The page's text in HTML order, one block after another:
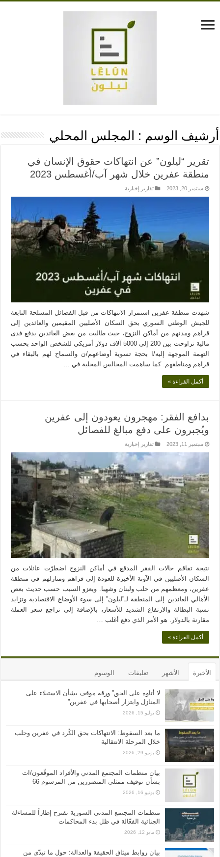
أرشيف الوسم : المجلس المحلي
تقرير “ليلون” عن انتهاكات حقوق الإنسان في
منطقة عفرين خلال شهر آب/أغسطس 2023
سبتمبر 20, 2023 تقارير إخبارية
شهدت منطقة عفرين استمرار الانتهاكات من قبل الفصائل المسلحة التابعة
للجيش الوطني السوري بحق السكان الأصليين المقيمين والعائدين إلى
قراهم ومدنهم من أماكن النزوح، حيث طالبت من بعض العائدين بدفع فدى
مالية تراوحت بين 200 إلى 5000 آلاف دولار أمريكي للشخص الواحد بحسب
التهمة الموجهة إليه/ا بحجة تسوية أوضاعهم/ن والسماح لهم بالبقاء في
قراهم ومناطقهم. كما ساهمت المجالس المحلية في …
أكمل القراءة »
بدافع الفقر: مهجرون يعودون إلى عفرين
ويُجبرون على دفع مبالغ للفصائل
سبتمبر 11, 2023 تقارير إخبارية
نتيجة تفاقم حالات الفقر المدقع في أماكن النزوح اضطرّت عائلات من
السكان الأصليين في الآونة الأخيرة للعودة إلى قراهم ومنازلهم في منطقة
عفرين، ومعظمهم من حلب ولبنان وشهبا. ويعزو السبب حسب حديث بعض
الأهالي العائدين إلى المنطقة لـ”ليلون” إلى سوء الأوضاع الاقتصادية وتزايد
نسبة البطالة والارتفاع الشديد للأسعار، بالإضافة إلى تراجع سعر العملة
مقارنة بالدولار. هو الأمر الذي دفع أغلب …
أكمل القراءة »
الأخيرة الأشهر تعليقات الوسوم
لا أتاوة على الحق” ورقة موقف بشأن الاستيلاء على
المنازل وابتزاز أصحابها في عفرين”
يوليو 15, 2026
ما بعد السقوط: الانتهاكات بحق الكُرد في عفرين وحلب
خلال المرحلة الانتقالية
يونيو 29, 2026
بيان منظمات المجتمع المدني والأفراد الموقّعون/ات
بشأن توقيف ممثلي المتضررين من المرسوم 66
يونيو 16, 2026
منظمات المجتمع المدني السورية تقترح إطاراً للمساءلة
الجنائية الفعّالة في ظل بدء المحاكمات
مايو 12, 2026
بيان روابط ميثاق الحقيقة والعدالة: حول ما تبدّى من